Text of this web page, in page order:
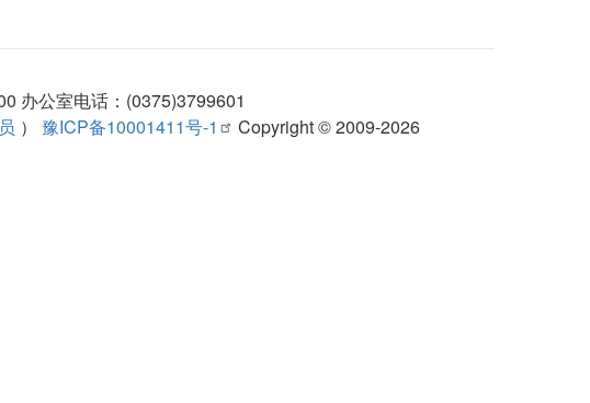
办公室电话：(0375)3799601
） 豫ICP备10001411号-1 Copyright © 2009-2026